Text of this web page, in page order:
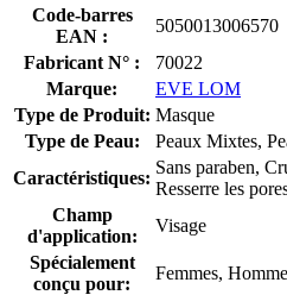
Code-barres
EAN :
5050013006570
Fabricant N° :
70022
Marque:
EVE LOM
Type de Produit: Masque
Type de Peau:
Peaux Mixtes,
Caractéristiques:
Sans paraben,
Resserre les
Champ
d'application:
Visage
Spécialement
conçu pour:
Femmes,